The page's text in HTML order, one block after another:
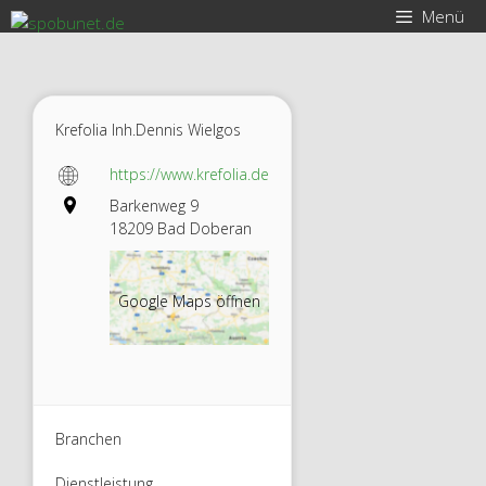
Zum
Inhalt
Menü
Krefolia Inh.Dennis Wielgos
https://www.krefolia.de
Barkenweg 9
18209 Bad Doberan
Google Maps öffnen
Branchen